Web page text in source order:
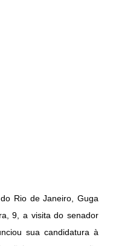
Rio de Janeiro, Guga
9, a visita do senador
sua candidatura à